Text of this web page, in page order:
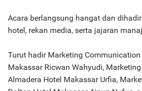
Acara berlangsung hangat dan
hotel, rekan media, serta jajaran
Turut hadir Marketing
Makassar Ricwan Wahyudi,
Almadera Hotel Makassar Urfia,